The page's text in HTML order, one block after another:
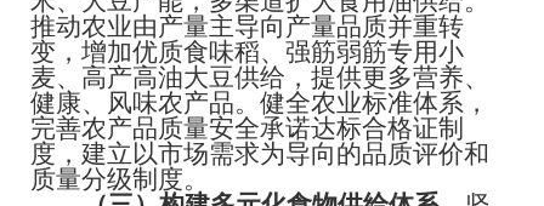
推动农业由产量主导向产量品质并重转
变，增加优质食味稻、强筋弱筋专用小
麦、高产高油大豆供给，提供更多营养、
健康、风味农产品。健全农业标准体系，
完善农产品质量安全承诺达标合格证制
度，建立以市场需求为导向的品质评价和
质量分级制度。